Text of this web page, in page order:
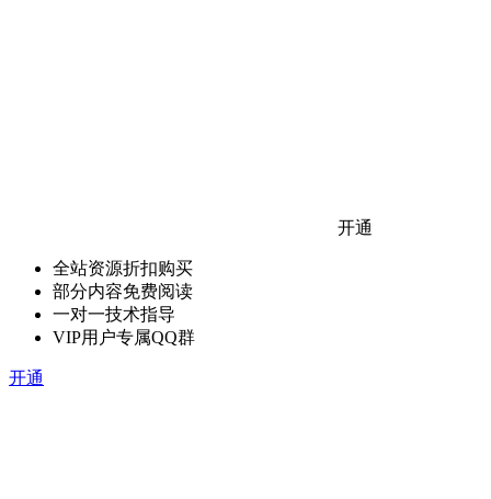
开通
全站资源折扣购买
部分内容免费阅读
一对一技术指导
VIP用户专属QQ群
开通